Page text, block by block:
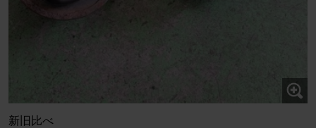
新旧比べ